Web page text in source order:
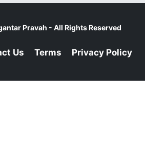
Pravah - All Rights Reserved
Us Terms Privacy Policy